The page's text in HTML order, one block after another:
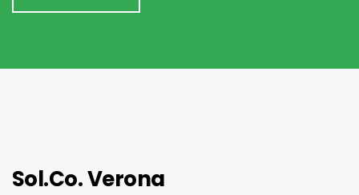
Sol.Co. Verona